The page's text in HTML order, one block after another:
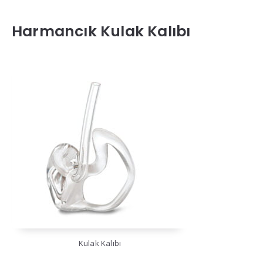
Harmancık Kulak Kalıbı
Kulak Kalıbı